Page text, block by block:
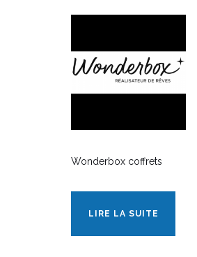
Wonderbox coffrets
LIRE LA SUITE